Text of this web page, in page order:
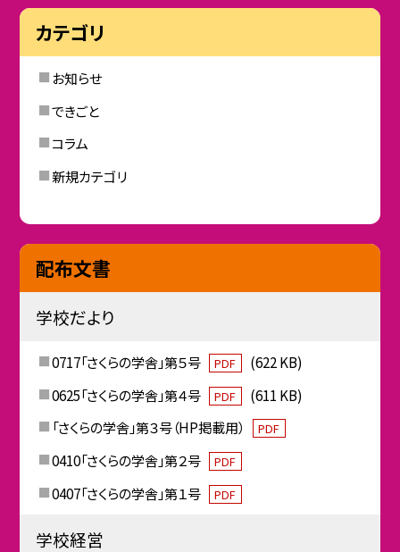
カテゴリ
お知らせ
できごと
コラム
新規カテゴリ
配布文書
学校だより
0717「さくらの学舎」第５号 PDF
(622 KB)
0625「さくらの学舎」第４号
PDF
(611 KB)
「さくらの学舎」第３号（HP掲載用）
PDF
0410「さくらの学舎」第２号 PDF
0407「さくらの学舎」第１号 PDF
学校経営